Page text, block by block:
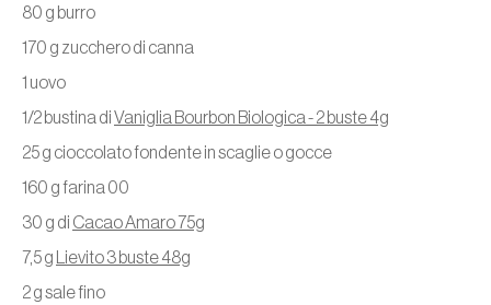
80 g burro
170 g zucchero di canna
1 uovo
1/2 bustina diVaniglia Bourbon Biologica - 2 buste 4g
25 g cioccolato fondente in scaglie o gocce
160 g farina 00
30 g di Cacao Amaro 75g
7,5 g Lievito 3 buste 48g
2 g sale fino